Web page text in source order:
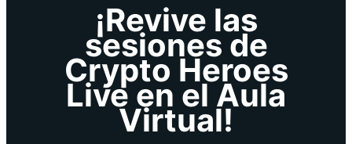
¡Revive las
sesiones de
Crypto Heroes
Live en el Aula
Virtual!